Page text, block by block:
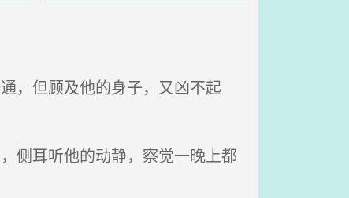
，但顾及他的身子，又凶不起
侧耳听他的动静，察觉一晚上都